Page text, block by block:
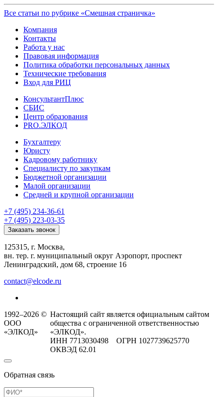
Все статьи по рубрике «Смешная страничка»
Компания
Контакты
Работа у нас
Правовая информация
Политика обработки персональных данных
Технические требования
Вход для РИЦ
КонсультантПлюс
СБИС
Центр образования
PRO.ЭЛКОД
Бухгалтеру
Юристу
Кадровому работнику
Специалисту по закупкам
Бюджетной организации
Малой организации
Средней и крупной организации
+7 (495) 234-36-61
+7 (495) 223-03-35
Заказать звонок
125315, г. Москва,
вн. тер. г. муниципальный округ Аэропорт, проспект
Ленинградский, дом 68, строение 16
contact@elcode.ru
1992–2026 ©
ООО
«ЭЛКОД»
Настоящий сайт является официальным сайтом
общества с ограниченной ответственностью
«ЭЛКОД».
ИНН 7713030498 ОГРН 1027739625770
ОКВЭД 62.01
Обратная связь